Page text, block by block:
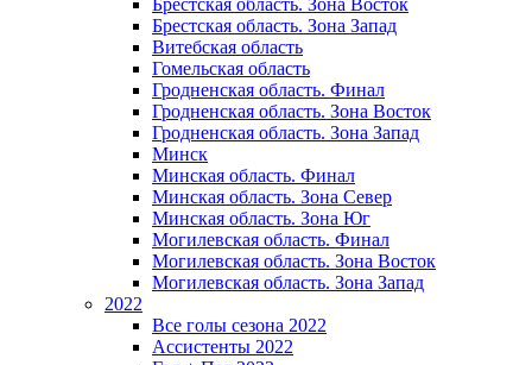
Брестская область. Зона Восток
Брестская область. Зона Запад
Витебская область
Гомельская область
Гродненская область. Финал
Гродненская область. Зона Восток
Гродненская область. Зона Запад
Минск
Минская область. Финал
Минская область. Зона Север
Минская область. Зона Юг
Могилевская область. Финал
Могилевская область. Зона Восток
Могилевская область. Зона Запад
2022
Все голы сезона 2022
Ассистенты 2022